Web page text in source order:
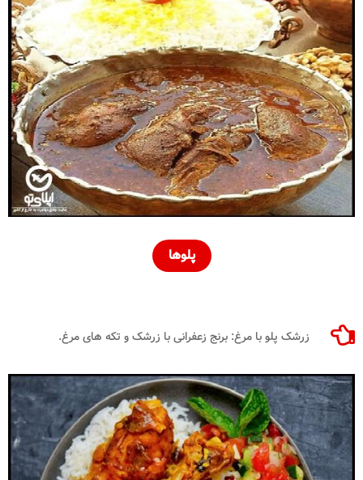
پلوها
زرشک پلو با مرغ: برنج زعفرانی با زرشک و تکه های مرغ.